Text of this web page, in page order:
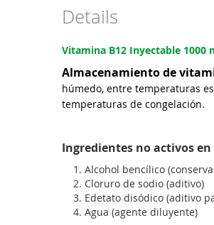
Details
Vitamina B12 Inyectable 1000
Almacenamiento de
húmedo, entre temperaturas
temperaturas de congelación.
Ingredientes no activos
1. Alcohol bencílico
2. Cloruro de sodio (aditivo)
3. Edetato disódico (aditivo
4. Agua (agente diluyente)